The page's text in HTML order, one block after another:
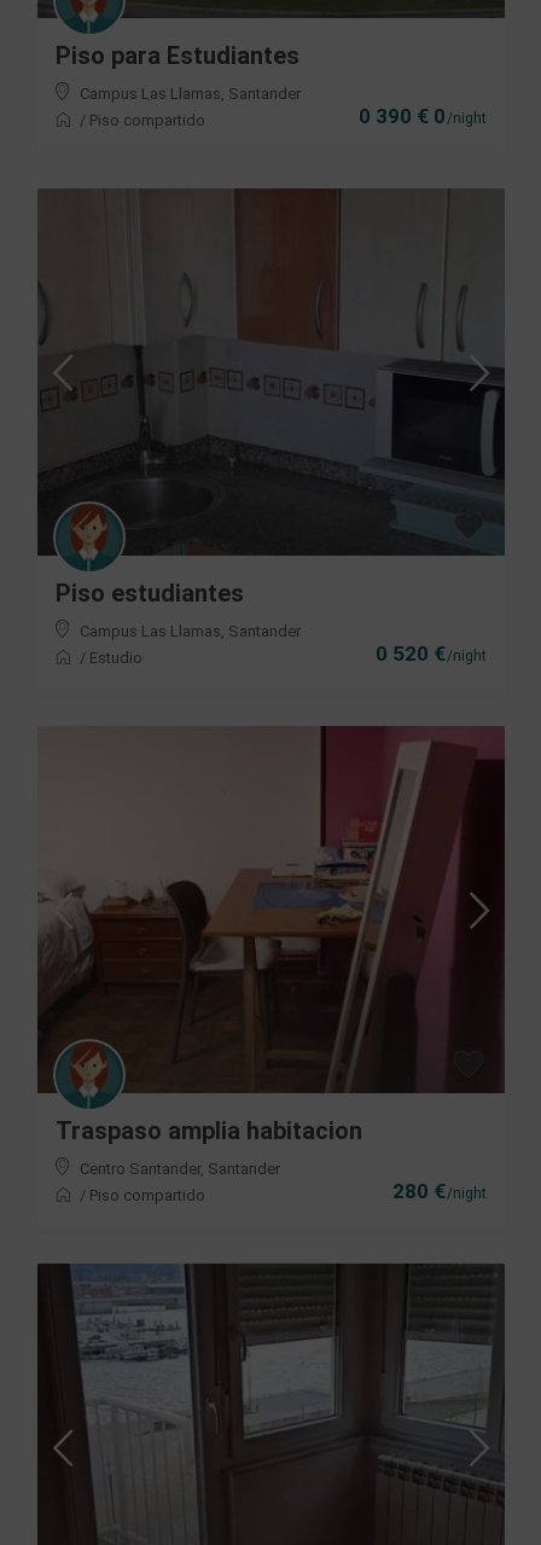
0 390 € 0/night
Piso para Estudiantes
Campus Las Llamas, Santander
/ Piso compartido
0 520 €/night
Piso estudiantes
Campus Las Llamas, Santander
/ Estudio
280 €/night
Traspaso amplia habitacion
Centro Santander, Santander
/ Piso compartido